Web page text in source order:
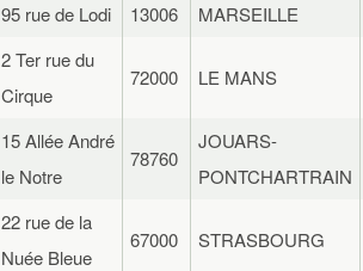
95 rue de Lodi 13006 MARSEILLE
2 Ter rue du
Cirque
72000 LE MANS
15 Allée André
le Notre
78760
JOUARS-
PONTCHARTRAIN
22 rue de la
Nuée Bleue
67000 STRASBOURG